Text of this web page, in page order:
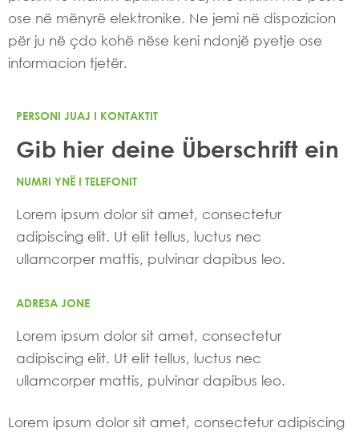
ose në mënyrë elektronike. Ne jemi në dispozicion
për ju në çdo kohë nëse keni ndonjë pyetje ose
informacion tjetër.
PERSONI JUAJ I KONTAKTIT
Gib hier deine Überschrift ein
NUMRI YNË I TELEFONIT
Lorem ipsum dolor sit amet, consectetur
adipiscing elit. Ut elit tellus, luctus nec
ullamcorper mattis, pulvinar dapibus leo.
ADRESA JONE
Lorem ipsum dolor sit amet, consectetur
adipiscing elit. Ut elit tellus, luctus nec
ullamcorper mattis, pulvinar dapibus leo.
Lorem ipsum dolor sit amet, consectetur adipiscing